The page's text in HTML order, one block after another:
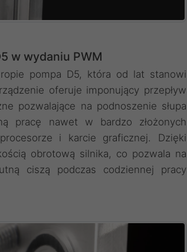
w wydaniu PWM
pompa D5, która od lat stanowi
oferuje imponujący przepływ
pozwalające na podnoszenie słupa
pracę nawet w bardzo złożonych
i karcie graficznej. Dzięki
obrotową silnika, co pozwala na
ciszą podczas codziennej pracy